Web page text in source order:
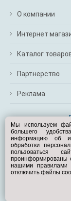
О компании
Интернет
Каталог
Партнерство
Реклама
Мы используем
большего
информацию об
обработки
пользоваться
проинформированы
нашими правилами
отключить файлы